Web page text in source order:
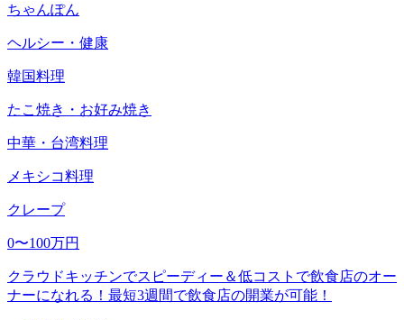
ちゃんぽん
ヘルシー・健康
韓国料理
たこ焼き・お好み焼き
中華・台湾料理
メキシコ料理
クレープ
0〜100万円
クラウドキッチンでスピーディー＆低コストで飲食店のオー
ナーになれる！最短3週間で飲食店の開業が可能！